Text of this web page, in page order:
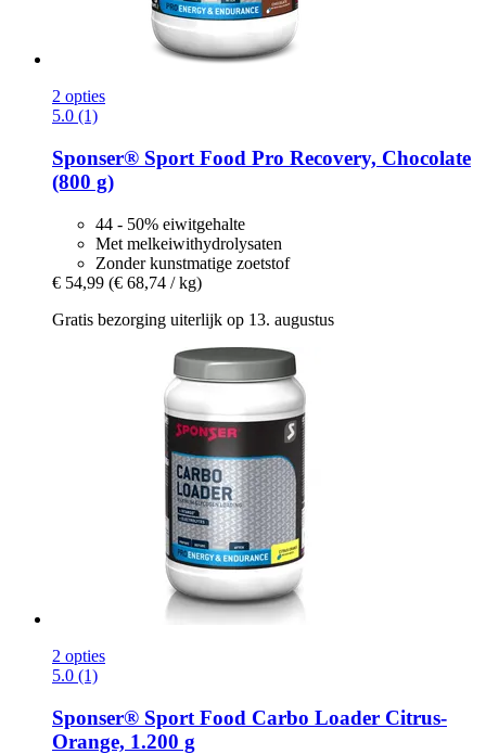
2 opties
5.0 (1)
Sponser® Sport Food Pro Recovery, Chocolate
(800 g)
44 - 50% eiwitgehalte
Met melkeiwithydrolysaten
Zonder kunstmatige zoetstof
€ 54,99 (€ 68,74 / kg)
Gratis bezorging uiterlijk op 13. augustus
2 opties
5.0 (1)
Sponser® Sport Food Carbo Loader Citrus-​
Orange, 1.200 g